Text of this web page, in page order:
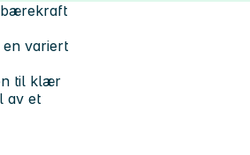
bærekraft
en variert
til klær
av et